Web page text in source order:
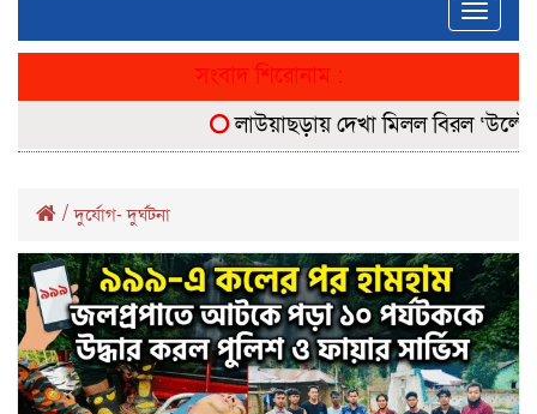
Toggle
সংবাদ শিরোনাম :
লাউয়াছড়ায় দেখা মিলল বিরল ‘উল্টোলেজি’
/দুর্যোগ- দুর্ঘটনা